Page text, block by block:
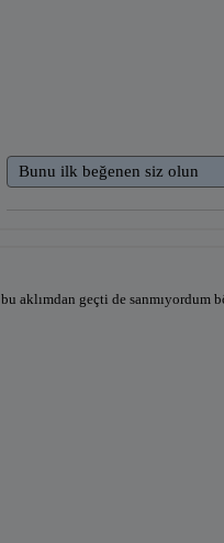
Bunu ilk beğenen siz olun
bu aklımdan geçti de sanmıyordum